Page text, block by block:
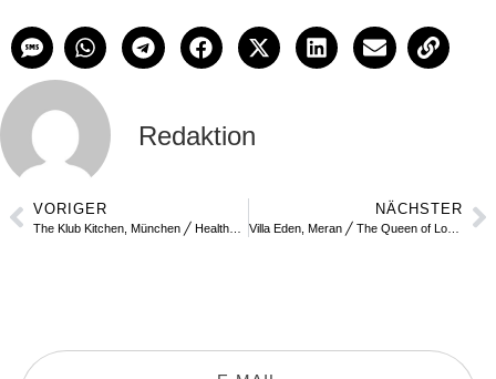
Redaktion
VORIGER NÄCHSTER
Villa Eden, Meran ╱ The Queen of Longevity